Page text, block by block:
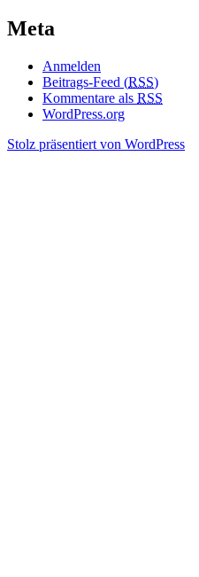
Meta
Anmelden
Beitrags-Feed (RSS)
Kommentare als RSS
WordPress.org
Stolz präsentiert von WordPress